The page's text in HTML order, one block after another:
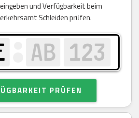
und Verfügbarkeit beim
Schleiden prüfen.
PRÜFEN